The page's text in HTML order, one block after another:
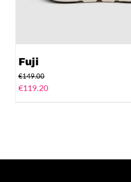
Fuji
€149.00
€119.20